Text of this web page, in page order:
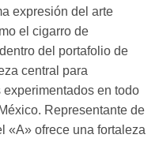
expresión del arte
el cigarro de
dentro del portafolio de
central para
en todo
Representante de
«A» ofrece una fortaleza